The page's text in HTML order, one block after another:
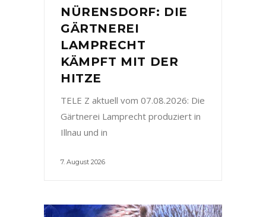
NÜRENSDORF: DIE
GÄRTNEREI
LAMPRECHT
KÄMPFT MIT DER
HITZE
TELE Z aktuell vom 07.08.2026: Die
Gärtnerei Lamprecht produziert in
Illnau und in
7. August 2026